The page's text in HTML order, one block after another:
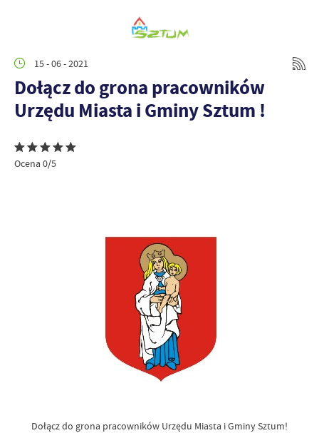
15 - 06 - 2021
Dołącz do grona pracowników
Urzędu Miasta i Gminy Sztum !
Ocena 0/5
Dołącz do grona pracowników Urzędu Miasta i Gminy Sztum!